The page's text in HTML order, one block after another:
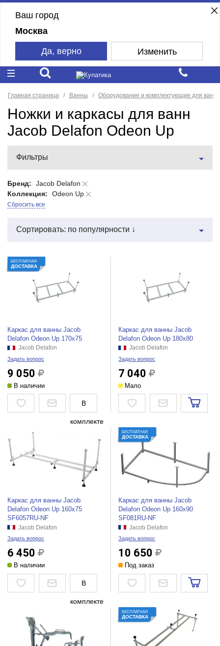
Ваш город
Москва
Да, верно Изменить
Главная страница Ванны Оборудование и комплектующие для ванн
Ножки и каркасы для ванн
Jacob Delafon Odeon Up
Фильтры
Бренд:
Jacob Delafon
Коллекция:
Odeon Up
Сбросить все
Сортировать: по популярности ↓
БЕСПЛАТНАЯ
ДОСТАВКА
Каркас для ванны Jacob
Delafon Odeon Up 170x75
Jacob Delafon
Задать вопрос
9 050
В наличии
В
комплекте
Каркас для ванны Jacob
Delafon Odeon Up 180x80
Jacob Delafon
Задать вопрос
7 040
Мало
Каркас для ванны Jacob
Delafon Odeon Up 160x75
SF6057RU-NF
Jacob Delafon
Задать вопрос
6 450
В наличии
В
комплекте
БЕСПЛАТНАЯ
ДОСТАВКА
Каркас для ванны Jacob
Delafon Odeon Up 160x90
SF081RU-NF
Jacob Delafon
Задать вопрос
10 650
Под заказ
БЕСПЛАТНАЯ
ДОСТАВКА